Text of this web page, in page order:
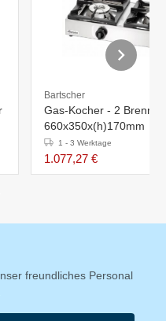
Bartscher
Gas-Kocher - 2 Brenner
660x350x(h)170mm
1 - 3 Werktage
1.077,27 €
freundliches Personal